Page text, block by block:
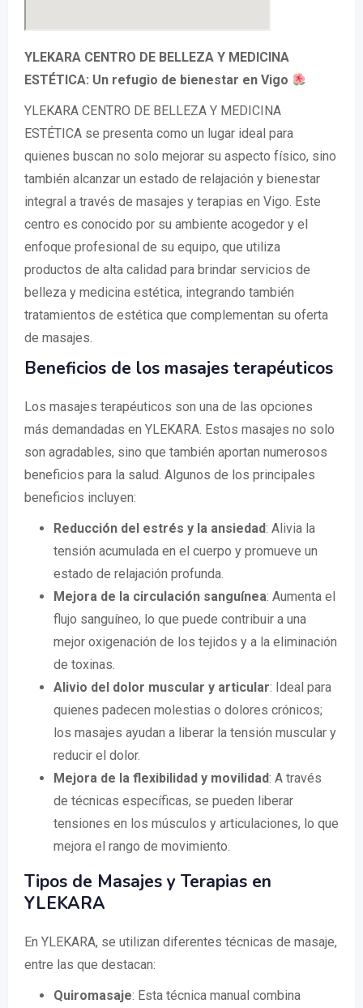
YLEKARA CENTRO DE BELLEZA Y MEDICINA
ESTÉTICA: Un refugio de bienestar en Vigo
YLEKARA CENTRO DE BELLEZA Y MEDICINA
ESTÉTICA se presenta como un lugar ideal para
quienes buscan no solo mejorar su aspecto físico, sino
también alcanzar un estado de relajación y bienestar
integral a través de masajes y terapias en Vigo. Este
centro es conocido por su ambiente acogedor y el
enfoque profesional de su equipo, que utiliza
productos de alta calidad para brindar servicios de
belleza y medicina estética, integrando también
tratamientos de estética que complementan su oferta
de masajes.
Beneficios de los masajes terapéuticos
Los masajes terapéuticos son una de las opciones
más demandadas en YLEKARA. Estos masajes no solo
son agradables, sino que también aportan numerosos
beneficios para la salud. Algunos de los principales
beneficios incluyen:
Reducción del estrés y la ansiedad: Alivia la
tensión acumulada en el cuerpo y promueve un
estado de relajación profunda.
Mejora de la circulación sanguínea: Aumenta el
flujo sanguíneo, lo que puede contribuir a una
mejor oxigenación de los tejidos y a la eliminación
de toxinas.
Alivio del dolor muscular y articular: Ideal para
quienes padecen molestias o dolores crónicos;
los masajes ayudan a liberar la tensión muscular y
reducir el dolor.
Mejora de la flexibilidad y movilidad: A través
de técnicas específicas, se pueden liberar
tensiones en los músculos y articulaciones, lo que
mejora el rango de movimiento.
Tipos de Masajes y Terapias en
YLEKARA
En YLEKARA, se utilizan diferentes técnicas de masaje,
entre las que destacan:
Quiromasaje: Esta técnica manual combina